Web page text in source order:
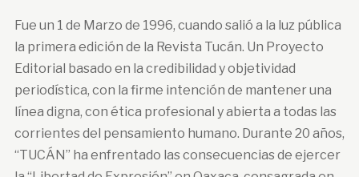
Fue un 1 de Marzo de 1996, cuando salió a la luz pública
la primera edición de la Revista Tucán. Un Proyecto
Editorial basado en la credibilidad y objetividad
periodística, con la firme intención de mantener una
línea digna, con ética profesional y abierta a todas las
corrientes del pensamiento humano. Durante 20 años,
“TUCÁN” ha enfrentado las consecuencias de ejercer